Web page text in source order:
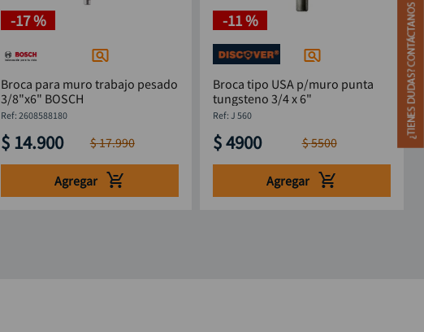
-17 %
Broca para muro trabajo pesado
3/8"x6" BOSCH
:2608588180
$ 14.900 $17.990
Agregar
-11 %
Broca tipo USA p/muro punta
tungsteno 3/4 x 6"
:J 560
$4900 $5500
Agregar